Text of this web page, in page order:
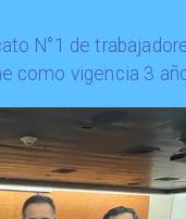
N°1 de
como vigencia 3